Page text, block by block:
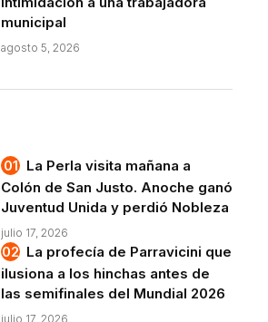
municipal
agosto 5, 2026
La Perla visita mañana a
Colón de San Justo. Anoche ganó
Juventud Unida y perdió Nobleza
julio 17, 2026
La profecía de Parravicini que
ilusiona a los hinchas antes de
las semifinales del Mundial 2026
julio 17, 2026